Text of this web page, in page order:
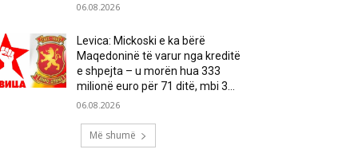
06.08.2026
Levica: Mickoski e ka bërë
Maqedoninë të varur nga kreditë
e shpejta – u morën hua 333
milionë euro për 71 ditë, mbi 3...
06.08.2026
Më shumë